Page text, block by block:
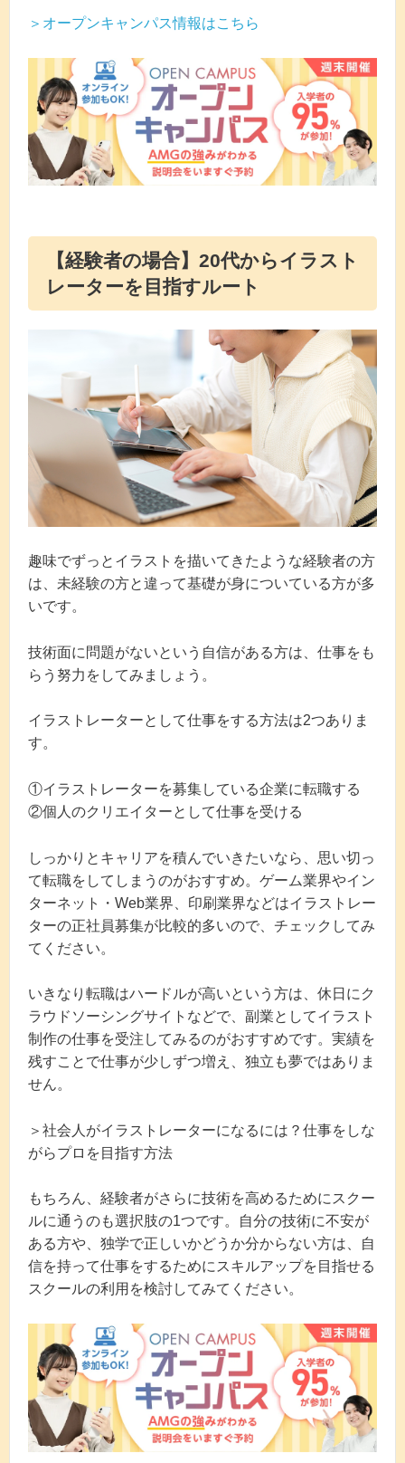
＞オープンキャンパス情報はこちら
【経験者の場合】20代からイラスト
レーターを目指すルート
趣味でずっとイラストを描いてきたような経験者の方
は、未経験の方と違って基礎が身についている方が多
いです。
技術面に問題がないという自信がある方は、仕事をも
らう努力をしてみましょう。
イラストレーターとして仕事をする方法は2つありま
す。
①イラストレーターを募集している企業に転職する
②個人のクリエイターとして仕事を受ける
しっかりとキャリアを積んでいきたいなら、思い切っ
て転職をしてしまうのがおすすめ。ゲーム業界やイン
ターネット・Web業界、印刷業界などはイラストレー
ターの正社員募集が比較的多いので、チェックしてみ
てください。
いきなり転職はハードルが高いという方は、休日にク
ラウドソーシングサイトなどで、副業としてイラスト
制作の仕事を受注してみるのがおすすめです。実績を
残すことで仕事が少しずつ増え、独立も夢ではありま
せん。
＞社会人がイラストレーターになるには？仕事をしな
がらプロを目指す方法
もちろん、経験者がさらに技術を高めるためにスクー
ルに通うのも選択肢の1つです。自分の技術に不安が
ある方や、独学で正しいかどうか分からない方は、自
信を持って仕事をするためにスキルアップを目指せる
スクールの利用を検討してみてください。